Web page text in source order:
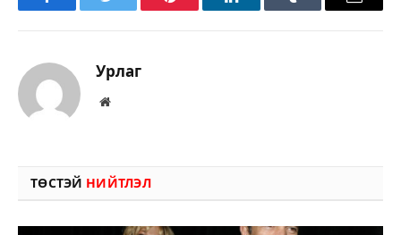
FacebookTwitter Pinterest LinkedInTumblr Имэйл
Урлаг
Вэбсайт
ТӨСТЭЙ НИЙТЛЭЛ